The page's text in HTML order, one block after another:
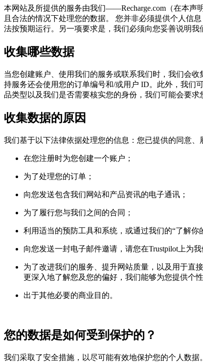
本网站及所提供的服务由我们——Recharge.com（在本声
且合法的情况下处理您的数据。 您并非必须提供个人信
法按预期运行。另一项要求是，我们必须向您妥善说明
收集哪些数据
当您创建账户、使用我们的服务或联系我们时，我们会
持服务还会使用您的订单编号和/或用户 ID。此外，我们
品类型以及我们是否需要核实您的身份，我们可能会要
收集数据的原因
我们基于以下法律依据处理您的信息：您已提供的同意
在您注册时为您创建一个账户；
为了处理您的订单；
向您发送包含我们网站和产品资讯的电子通讯；
为了履行您与我们之间的合同；
利用适当的预防工具和系统，或通过我们的“了解
向您发送一封电子邮件邀请，请您在Trustpilot上为我
为了改进我们的服务、提升网站质量，以及用于直
更深入地了解您及您的偏好，我们能够为您提供个
出于其他必要的商业目的。
您的数据是如何受到保护的？
我们采取了安全措施，以尽可能有效地保护您的个人数